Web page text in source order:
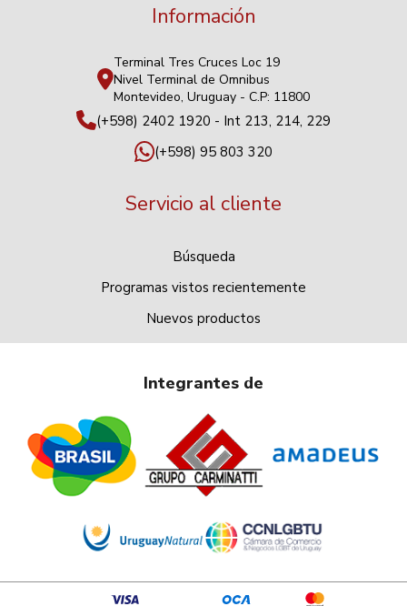
Información
Terminal Tres Cruces Loc 19
Nivel Terminal de Omnibus
Montevideo, Uruguay - C.P: 11800
(+598) 2402 1920 - Int 213, 214, 229
(+598) 95 803 320
Servicio al cliente
Búsqueda
Programas vistos recientemente
Nuevos productos
Integrantes de